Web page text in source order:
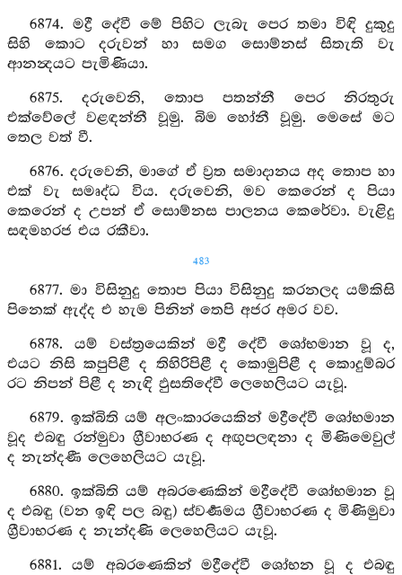
6874. මද්‍රී දේවී මේ පිහිට ලැබැ පෙර තමා විඳි දුකුදු
සිහි කොට දරුවන් හා සමග සොම්නස් සිතැති වැ
ආනන්‍දයට පැමිණියා.
6875. දරුවෙනි, තොප පතන්නී පෙර නිරතුරු
එක්වේලේ වළඳන්නී වූමු. බිම හෝනී වූමු. මෙසේ මට
තෙල වත් වී.
6876. දරුවෙනි, මාගේ ඒ ව්‍රත සමාදානය අද තොප හා
එක් වැ සමෘද්ධ විය. දරුවෙනි, මව කෙරෙන් ද පියා
කෙරෙන් ද උපන් ඒ සොම්නස පාලනය කෙරේවා. වැළිදු
සඳමහරජ එය රකීවා.
483
6877. මා විසිනුදු තොප පියා විසිනුදු කරනලද යම්කිසි
පිනෙක් ඇද්ද එ හැම පිනින් තෙපි අජර අමර වව.
6878. යම් වස්ත්‍රයෙකින් මද්‍රී දේවී ශෝභමාන වූ ද,
එයට නිසි කපුපිළී ද තිහිරිපිළී ද කොමුපිළී ද කොදුම්බර
රට නිපන් පිළී ද නැඳි ඵුසතිදේවී ලෙහෙලියට යැවූ.
6879. ඉක්බිති යම් අලංකාරයෙකින් මද්‍රීදේවී ශෝභමාන
වූද එබඳු රන්මුවා ග්‍රීවාභරණ ද අඟුපලඳනා ද මිණිමෙවුල්
ද නැන්දණී ලෙහෙලියට යැවූ.
6880. ඉක්බිති යම් අබරණෙකින් මද්‍රීදේවී ශෝභමාන වූ
ද එබඳු (වන ඉඳි පල බඳු) ස්වර්‍ණමය ග්‍රීවාභරණ ද මිණිමුවා
ග්‍රීවාභරණ ද නැන්දණි ලෙහෙලියට යැවූ.
6881. යම් අබරණෙකින් මද්‍රීදේවී ශෝභන වූ ද එබඳු